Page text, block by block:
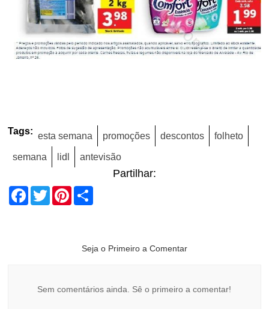
Tags: esta semana promoções descontos folheto
semana lidl antevisão
Partilhar:
Facebook
TwitterPinterest
Seja o Primeiro a Comentar
Sem comentários ainda. Sê o primeiro a comentar!